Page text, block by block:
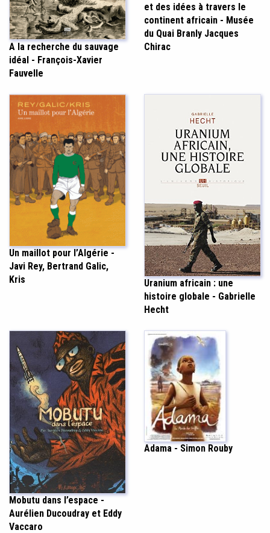
A la recherche du sauvage
idéal - François-Xavier
Fauvelle
et des idées à travers le
continent africain - Musée
du Quai Branly Jacques
Chirac
Un maillot pour l’Algérie -
Javi Rey, Bertrand Galic,
Kris
Uranium africain : une
histoire globale - Gabrielle
Hecht
Mobutu dans l’espace -
Aurélien Ducoudray et Eddy
Vaccaro
Adama - Simon Rouby